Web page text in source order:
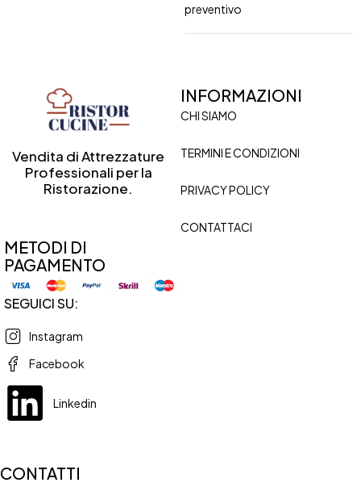
preventivo
Vendita di Attrezzature
Professionali per la
Ristorazione.
INFORMAZIONI
CHI SIAMO
TERMINI E CONDIZIONI
PRIVACY POLICY
CONTATTACI
METODI DI
PAGAMENTO
SEGUICI SU:
Instagram
Facebook
Linkedin
CONTATTI